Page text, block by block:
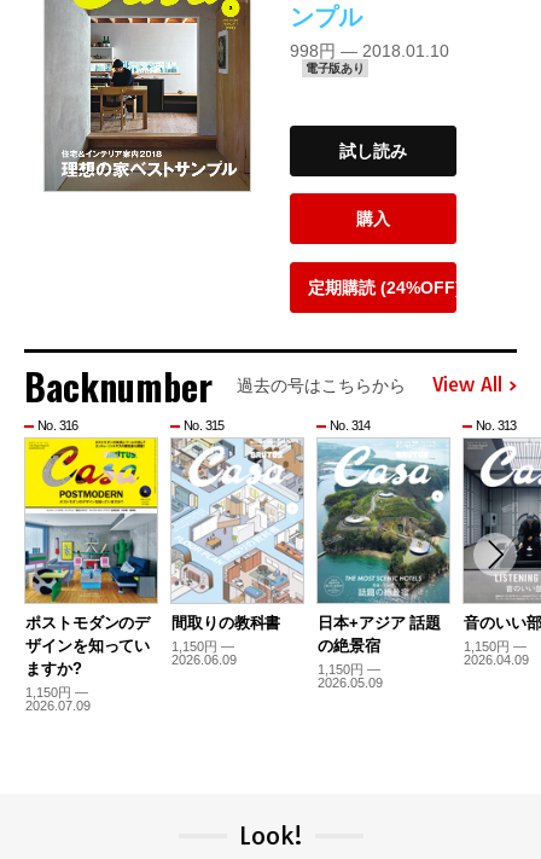
ンプル
998円 — 2018.01.10
電子版あり
試し読み
購入
定期購読 (24%OFF)
Backnumber 過去の号はこちらから View All
No. 316
ポストモダンのデ
ザインを知ってい
ますか?
1,150円 —
2026.07.09
No. 315
間取りの教科書
1,150円 —
2026.06.09
No. 314
日本+アジア 話題
の絶景宿
1,150円 —
2026.05.09
No. 313
音のいい
1,150円 —
2026.04.09
Look!